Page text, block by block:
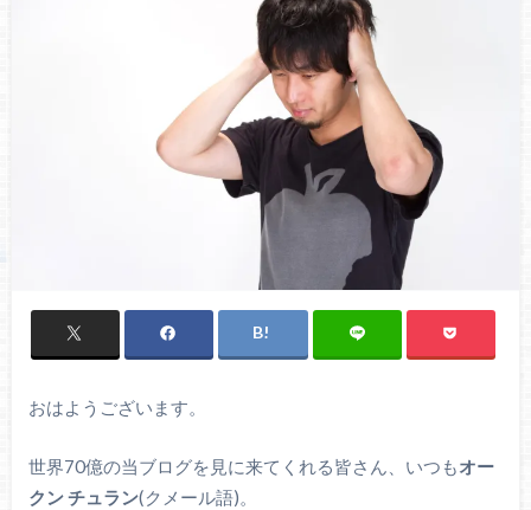
おはようございます。
世界70億の当ブログを見に来てくれる皆さん、いつもオー
クン チュラン(クメール語)。